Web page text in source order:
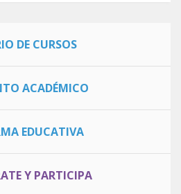
DE CURSOS
ACADÉMICO
EDUCATIVA
Y PARTICIPA